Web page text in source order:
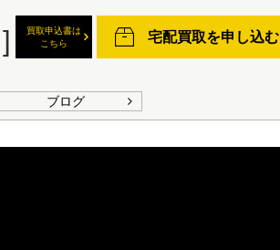
宅配買取を申し込む
買取申込書は
こちら
ブログ